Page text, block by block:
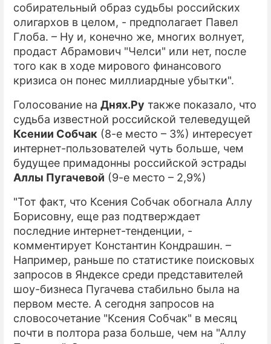
собирательный образ судьбы российских
олигархов в целом, - предполагает Павел
Глоба. – Ну и, конечно же, многих волнует,
продаст Абрамович "Челси" или нет, после
того как в ходе мирового финансового
кризиса он понес миллиардные убытки".
Голосование на Днях.Ру также показало, что
судьба известной российской телеведущей
Ксении Собчак (8-е место – 3%) интересует
интернет-пользователей чуть больше, чем
будущее примадонны российской эстрады
Аллы Пугачевой (9-е место – 2,9%)
"Тот факт, что Ксения Собчак обогнала Аллу
Борисовну, еще раз подтверждает
последние интернет-тенденции, -
комментирует Константин Кондрашин. –
Например, раньше по статистике поисковых
запросов в Яндексе среди представителей
шоу-бизнеса Пугачева стабильно была на
первом месте. А сегодня запросов на
словосочетание "Ксения Собчак" в месяц
почти в полтора раза больше, чем на "Аллу